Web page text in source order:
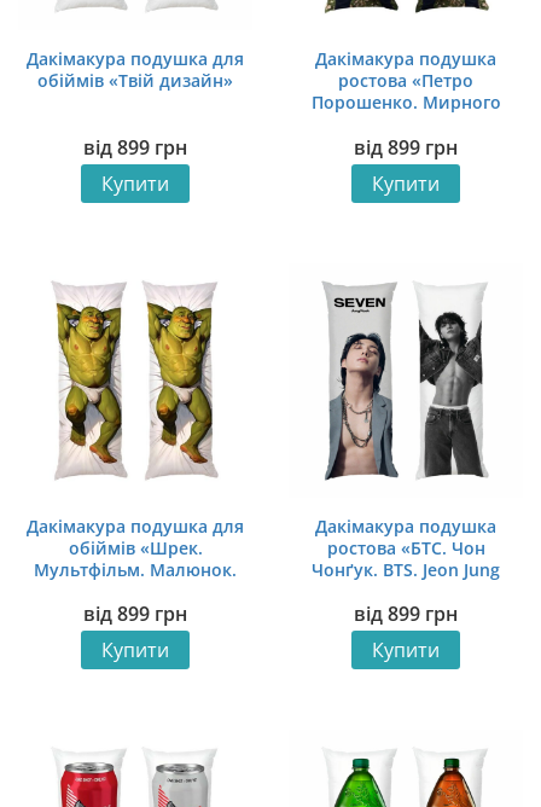
Дакімакура подушка для
обіймів «Твій дизайн»
від899 грн
Купити
Дакімакура подушка
ростова «Петро
Порошенко. Мирного
від899 грн
Купити
Дакімакура подушка для
обіймів «Шрек.
Мультфільм. Малюнок.
від899 грн
Купити
Дакімакура подушка
ростова «БТС. Чон
Чонґук. BTS. Jeon Jung
від899 грн
Купити